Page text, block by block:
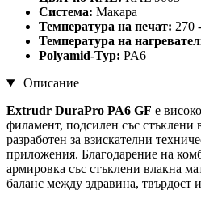
Система: Макара
Температура на печат: 270
Температура на
Polyamid-Typ: PA6
Описание
Extrudr DuraPro PA6 GF е
филамент, подсилен със стъклени
разработен за взискателни
приложения. Благодарение на
армировка със стъклени влакна
баланс между здравина, твърдост